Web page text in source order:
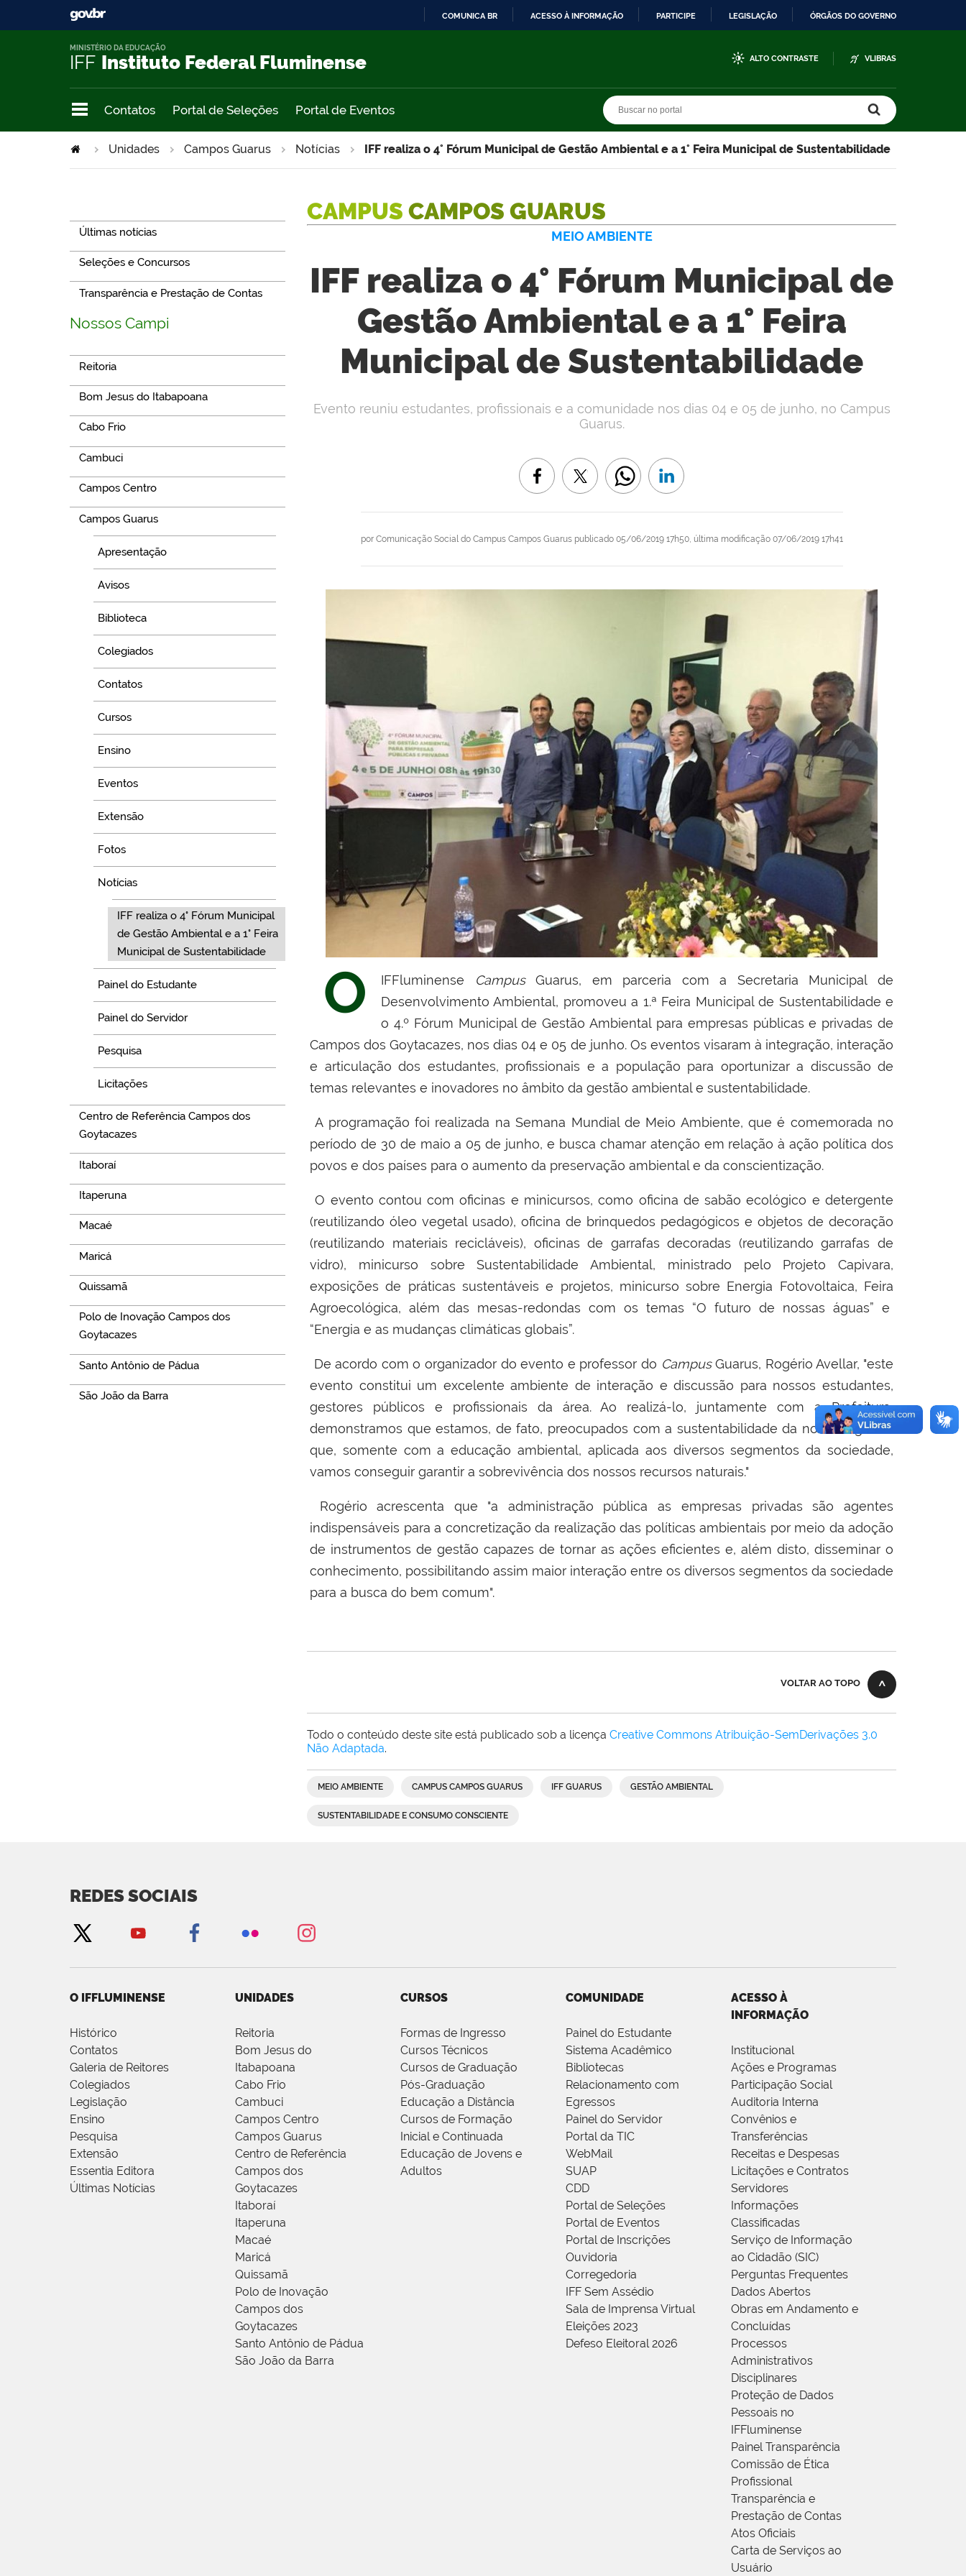
COMUNICA BR ACESSO À INFORMAÇÃO PARTICIPE LEGISLAÇÃO ÓRGÃOS DO GOVERNO
IFF Instituto Federal Fluminense
MINISTÉRIO DA EDUCAÇÃO
ALTO CONTRASTE VLIBRAS
Contatos Portal de Seleções Portal de Eventos
Unidades Campos Guarus Notícias IFF realiza o 4° Fórum Municipal de Gestão Ambiental e a 1° Feira Municipal de Sustentabilidade
Últimas notícias
Seleções e Concursos
Transparência e Prestação de Contas
Nossos Campi
Reitoria
Bom Jesus do Itabapoana
Cabo Frio
Cambuci
Campos Centro
Campos Guarus
Apresentação
Avisos
Biblioteca
Colegiados
Contatos
Cursos
Ensino
Eventos
Extensão
Fotos
Notícias
IFF realiza o 4° Fórum Municipal
de Gestão Ambiental e a 1° Feira
Municipal de Sustentabilidade
Painel do Estudante
Painel do Servidor
Pesquisa
Licitações
Centro de Referência Campos dos
Goytacazes
Itaboraí
Itaperuna
Macaé
Maricá
Quissamã
Polo de Inovação Campos dos
Goytacazes
Santo Antônio de Pádua
São João da Barra
CAMPUS CAMPOS GUARUS
MEIO AMBIENTE
IFF realiza o 4° Fórum Municipal de
Gestão Ambiental e a 1° Feira
Municipal de Sustentabilidade
por Comunicação Social do Campus Campos Guarus publicado05/06/2019 17h50, última modificação07/06/2019 17h41
Evento reuniu estudantes, profissionais e a comunidade nos dias 04 e 05 de junho, no Campus
Guarus.
O IFFluminense CampusGuarus, em parceria com a Secretaria Municipal de
Desenvolvimento Ambiental, promoveu a 1.ª Feira Municipal de Sustentabilidade e
o 4.º Fórum Municipal de Gestão Ambiental para empresas públicas e privadas de
Campos dos Goytacazes, nos dias 04 e 05 de junho. Os eventos visaram à integração, interação
e articulação dos estudantes, profissionais e a população para oportunizar a discussão de
temas relevantes e inovadores no âmbito da gestão ambiental e sustentabilidade.
A programação foi realizada na Semana Mundial de Meio Ambiente, que é comemorada no
período de 30 de maio a 05 de junho, e busca chamar atenção em relação à ação política dos
povos e dos países para o aumento da preservação ambiental e da conscientização.
O evento contou com oficinas e minicursos, como oficina de sabão ecológico e detergente
(reutilizando óleo vegetal usado), oficina de brinquedos pedagógicos e objetos de decoração
(reutilizando materiais recicláveis), oficinas de garrafas decoradas (reutilizando garrafas de
vidro), minicurso sobre Sustentabilidade Ambiental, ministrado pelo Projeto Capivara,
exposições de práticas sustentáveis e projetos, minicurso sobre Energia Fotovoltaica, Feira
Agroecológica, além das mesas-redondas com os temas “O futuro de nossas águas” e
“Energia e as mudanças climáticas globais”.
De acordo com o organizador do evento e professor do CampusGuarus, Rogério Avellar, "este
evento constitui um excelente ambiente de interação e discussão para nossos estudantes,
gestores públicos e profissionais da área. Ao realizá-lo, juntamente com a Prefeitura,
demonstramos que estamos, de fato, preocupados com a sustentabilidade da nossa região e
que, somente com a educação ambiental, aplicada aos diversos segmentos da sociedade,
vamos conseguir garantir a sobrevivência dos nossos recursos naturais."
Rogério acrescenta que "a administração pública as empresas privadas são agentes
indispensáveis para a concretização da realização das políticas ambientais por meio da adoção
de instrumentos de gestão capazes de tornar as ações eficientes e, além disto, disseminar o
conhecimento, possibilitando assim maior interação entre os diversos segmentos da sociedade
para a busca do bem comum".
VOLTAR AO TOPO
Todo o conteúdo deste site está publicado sob a licença Creative Commons Atribuição-SemDerivações 3.0
Não Adaptada.
MEIO AMBIENTE CAMPUS CAMPOS GUARUS IFF GUARUS GESTÃO AMBIENTAL
SUSTENTABILIDADE E CONSUMO CONSCIENTE
REDES SOCIAIS
O IFFLUMINENSE
Histórico
Contatos
Galeria de Reitores
Colegiados
Legislação
Ensino
Pesquisa
Extensão
Essentia Editora
Últimas Notícias
UNIDADES
Reitoria
Bom Jesus do
Itabapoana
Cabo Frio
Cambuci
Campos Centro
Campos Guarus
Centro de Referência
Campos dos
Goytacazes
Itaboraí
Itaperuna
Macaé
Maricá
Quissamã
Polo de Inovação
Campos dos
Goytacazes
Santo Antônio de Pádua
São João da Barra
CURSOS
Formas de Ingresso
Cursos Técnicos
Cursos de Graduação
Pós-Graduação
Educação a Distância
Cursos de Formação
Inicial e Continuada
Educação de Jovens e
Adultos
COMUNIDADE
Painel do Estudante
Sistema Acadêmico
Bibliotecas
Relacionamento com
Egressos
Painel do Servidor
Portal da TIC
WebMail
SUAP
CDD
Portal de Seleções
Portal de Eventos
Portal de Inscrições
Ouvidoria
Corregedoria
IFF Sem Assédio
Sala de Imprensa Virtual
Eleições 2023
Defeso Eleitoral 2026
ACESSO À
INFORMAÇÃO
Institucional
Ações e Programas
Participação Social
Auditoria Interna
Convênios e
Transferências
Receitas e Despesas
Licitações e Contratos
Servidores
Informações
Classificadas
Serviço de Informação
ao Cidadão (SIC)
Perguntas Frequentes
Dados Abertos
Obras em Andamento e
Concluídas
Processos
Administrativos
Disciplinares
Proteção de Dados
Pessoais no
IFFluminense
Painel Transparência
Comissão de Ética
Profissional
Transparência e
Prestação de Contas
Atos Oficiais
Carta de Serviços ao
Usuário